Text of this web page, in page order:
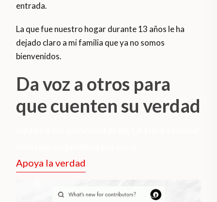
entrada.
La que fue nuestro hogar durante 13 años le ha
dejado claro a mi familia que ya no somos
bienvenidos.
Da voz a otros para
que cuenten su verdad
Apoya la verdad